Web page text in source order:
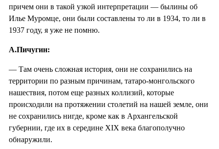
причем они в такой узкой интерпретации — былины об
Илье Муромце, они были составлены то ли в 1934, то ли в
1937 году, я уже не помню.
А.Пичугин:
— Там очень сложная история, они не сохранились на
территории по разным причинам, татаро-монгольского
нашествия, потом еще разных коллизий, которые
происходили на протяжении столетий на нашей земле, они
не сохранились нигде, кроме как в Архангельской
губернии, где их в середине XIX века благополучно
обнаружили.